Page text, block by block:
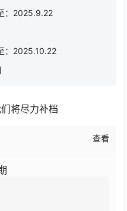
：2025.9.22
：2025.10.22
将尽力补档
查看